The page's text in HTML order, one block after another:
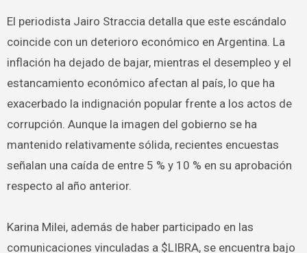
El periodista Jairo Straccia detalla que este escándalo
coincide con un deterioro económico en Argentina. La
inflación ha dejado de bajar, mientras el desempleo y el
estancamiento económico afectan al país, lo que ha
exacerbado la indignación popular frente a los actos de
corrupción. Aunque la imagen del gobierno se ha
mantenido relativamente sólida, recientes encuestas
señalan una caída de entre 5 % y 10 % en su aprobación
respecto al año anterior.
Karina Milei, además de haber participado en las
comunicaciones vinculadas a $LIBRA, se encuentra bajo